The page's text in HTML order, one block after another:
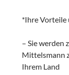
*Ihre Vorteile
– Sie werden
Mittelsmann
Ihrem Land